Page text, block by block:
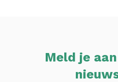
Meld je